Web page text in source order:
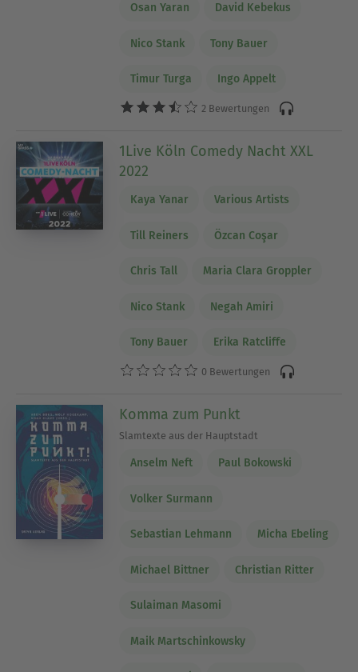
Osan Yaran David Kebekus
Nico Stank Tony Bauer
Timur Turga Ingo Appelt
2 Bewertungen
1Live Köln Comedy Nacht XXL
2022
Kaya Yanar Various Artists
Till Reiners Özcan Coşar
Chris Tall Maria Clara Groppler
Nico Stank Negah Amiri
Tony Bauer Erika Ratcliffe
0 Bewertungen
Komma zum Punkt
Slamtexte aus der Hauptstadt
Anselm Neft Paul Bokowski
Volker Surmann
Sebastian Lehmann Micha Ebeling
Michael Bittner Christian Ritter
Sulaiman Masomi
Maik Martschinkowsky